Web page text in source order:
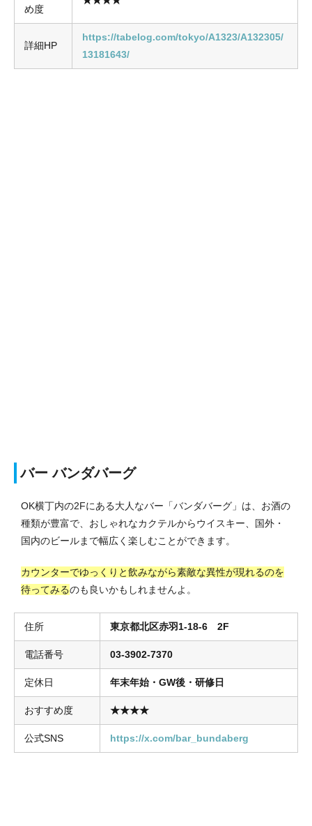
め度
詳細HP
https://tabelog.com/tokyo/A1323/A132305/
13181643/
バー バンダバーグ
OK横丁内の2Fにある大人なバー「バンダバーグ」は、お酒の
種類が豊富で、おしゃれなカクテルからウイスキー、国外・
国内のビールまで幅広く楽しむことができます。
カウンターでゆっくりと飲みながら素敵な異性が現れるのを
待ってみるのも良いかもしれませんよ。
住所 東京都北区赤羽1-18-6 2F
電話番号 03-3902-7370
定休日 年末年始・GW後・研修日
おすすめ度 ★★★★
公式SNS https://x.com/bar_bundaberg